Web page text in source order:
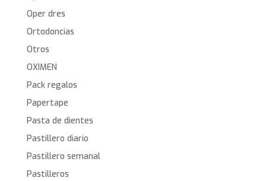
Oper dres
Ortodoncias
Otros
OXIMEN
Pack regalos
Papertape
Pasta de dientes
Pastillero diario
Pastillero semanal
Pastilleros